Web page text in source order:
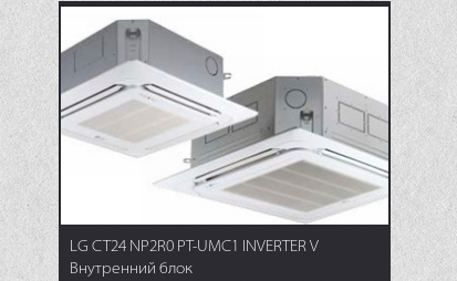
LG CT24 NP2R0 PT-UMC1 INVERTER V
Внутренний блок